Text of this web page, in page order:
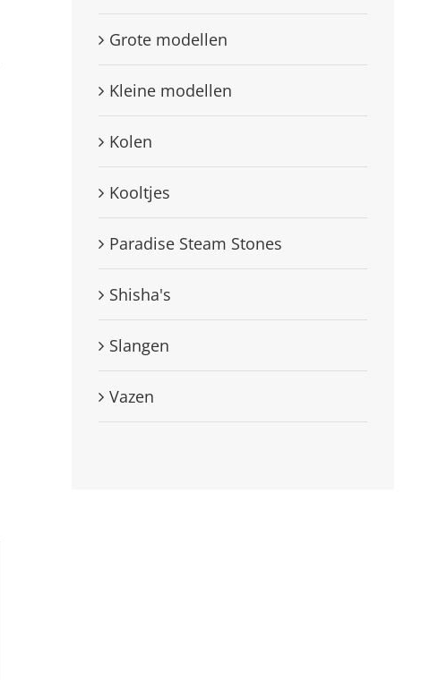
Grote modellen
Kleine modellen
Kolen
Kooltjes
Paradise Steam Stones
Shisha's
Slangen
Vazen